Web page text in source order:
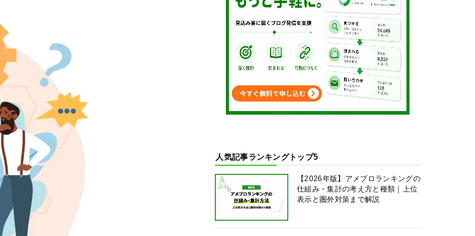
人気記事ランキングトップ5
【2026年版】アメブロランキングの
仕組み・集計の考え方と種類｜上位
表示と圏外対策まで解説